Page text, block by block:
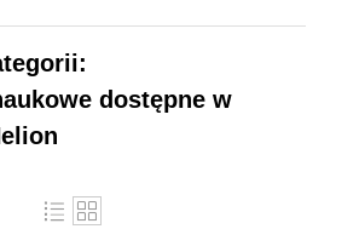
dostępne w